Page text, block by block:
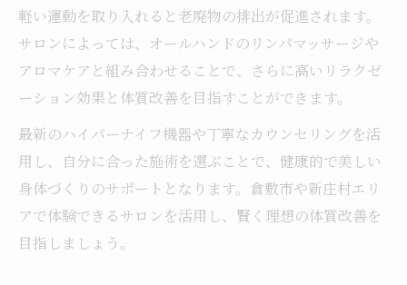
軽い運動を取り入れると老廃物の排出が促進されます。
サロンによっては、オールハンドのリンパマッサージや
アロマケアと組み合わせることで、さらに高いリラクゼ
ーション効果と体質改善を目指すことができます。
最新のハイパーナイフ機器や丁寧なカウンセリングを活
用し、自分に合った施術を選ぶことで、健康的で美しい
身体づくりのサポートとなります。倉敷市や新庄村エリ
アで体験できるサロンを活用し、賢く理想の体質改善を
目指しましょう。